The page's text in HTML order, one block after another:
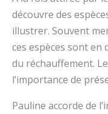
découvre des
illustrer. Souvent
ces espèces sont en
du réchauffement.
l’importance de
Pauline accorde de